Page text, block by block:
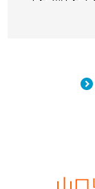
山